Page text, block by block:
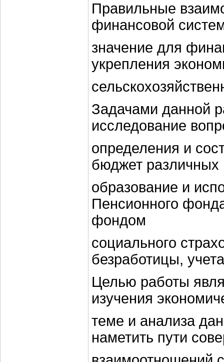
Правильные
финансовой
значение для
укрепления
Задачами данной
исследование
определения и
бюджет различных
образование и
Пенсионного
фондом
социального
безработицы,
Целью работы
изучения
теме и анализа
наметить пути